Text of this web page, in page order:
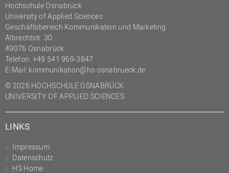
Hochschule Osnabrück
University of Applied Sciences
Geschäftsbereich Kommunikation und Marketing
Albrechtstr. 30
49076 Osnabrück
Telefon: +49 541 969-3847
E-Mail: kommunikation@hs-osnabrueck.de
© 2026 HOCHSCHULE OSNABRÜCK
UNIVERSITY OF APPLIED SCIENCES
LINKS
Impressum
Datenschutz
HS Home